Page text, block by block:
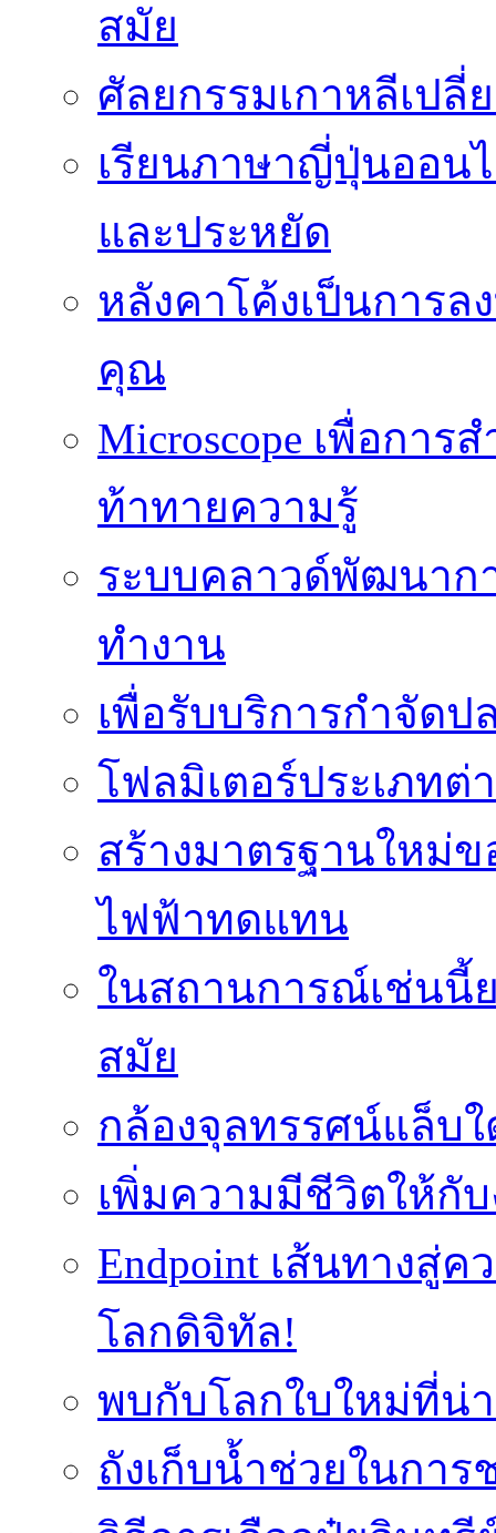
สมัย
ศัลยกรรมเกาหลีเปลี่
เรียนภาษาญี่ปุ่นออน
และประหยัด
หลังคาโค้งเป็นการ
คุณ
Microscope เพื่อกา
ท้าทายความรู้
ระบบคลาวด์พัฒนาก
ทำงาน
เพื่อรับบริการกำจัด
โฟลมิเตอร์ประเภทต่
สร้างมาตรฐานใหม่ข
ไฟฟ้าทดแทน
ในสถานการณ์เช่นนี้
สมัย
กล้องจุลทรรศน์แล็บ
เพิ่มความมีชีวิตให้กับ
Endpoint เส้นทางสู่
โลกดิจิทัล!
พบกับโลกใบใหม่ที่น่
ถังเก็บน้ำช่วยในกา